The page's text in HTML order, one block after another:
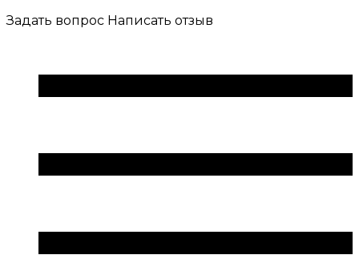
Задать вопрос Написать отзыв